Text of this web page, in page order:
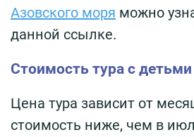
Азовского моря можно
данной ссылке.
Стоимость тура с детьми
Цена тура зависит от
стоимость ниже, чем в